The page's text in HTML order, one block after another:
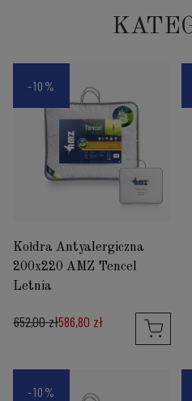
Kołdra Antyalergiczna
200x220 AMZ Tencel
Letnia
652,00 zł586,80 zł
-10%
-10%